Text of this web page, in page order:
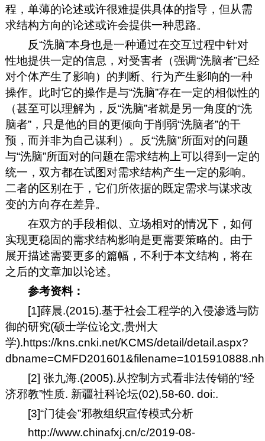
程，单薄的论述或许很难提供具体的指导，但从需
求结构方向的论述或许会提供一种思路。
反“洗脑”本身也是一种通过在交互过程中针对
性地提供一定的信息，对受害者（强调“洗脑者”已经
对个体产生了影响）的判断、行为产生影响的一种
操作。此时它的操作是与“洗脑”存在一定的相似性的
（甚至可以理解为，反“洗脑”者就是另一角度的“洗
脑者”，只是他的目的更倾向于削弱“洗脑者”的干
预，而并非为自己谋利）。反“洗脑”所面对的问题
与“洗脑”所面对的问题在需求结构上可以得到一定的
统一，双方都在试图对需求结构产生一定的影响。
二者的区别在于，它们所依据的既定需求与谋求改
变的方向存在差异。
在双方的手段相似、立场相对的情况下，如何
实现更稳固的需求结构影响是更需要策略的。由于
展开描述需要更多的篇幅，不利于本文结构，将在
之后的文章加以论述。
参考资料：
[1]薛晨.(2015).基于社会工程学的入侵渗透与防
御的研究(硕士学位论文,贵州大
学).https://kns.cnki.net/KCMS/detail/detail.aspx?
[2] 张九海.(2005).从控制方式看非法传销的“经
济邪教”性质. 新疆社科论坛(02),58-60. doi:.
[3]“门徒会”邪教组织宣传模式分析
http://www.chinafxj.cn/c/2019-08-